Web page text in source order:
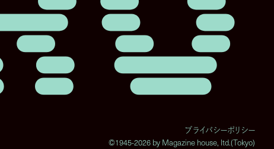
プライバシーポリシー
©1945-2026 by Magazine house, ltd.(Tokyo)